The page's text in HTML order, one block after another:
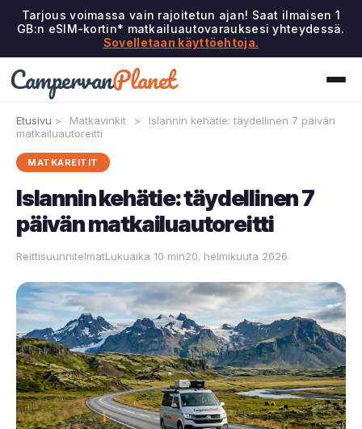
Tarjous voimassa vain rajoitetun ajan! Saat ilmaisen 1
GB:n eSIM-kortin* matkailuautovarauksesi yhteydessä.
Sovelletaan käyttöehtoja.
CampervanPlanet
Etusivu > Matkavinkit >
Islannin kehätie: täydellinen 7 päivän
matkailuautoreitti
MATKAREITIT
Islannin kehätie: täydellinen 7
päivän matkailuautoreitti
ReittisuunnitelmatLukuaika 10 min20. helmikuuta 2026